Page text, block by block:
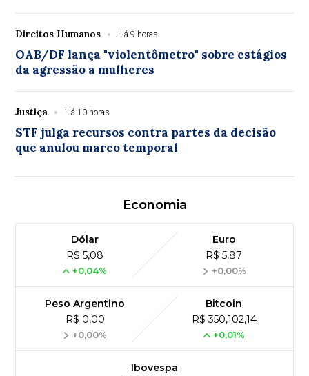
Direitos Humanos Há 9 horas
OAB/DF lança "violentômetro" sobre estágios
da agressão a mulheres
Justiça Há 10 horas
STF julga recursos contra partes da decisão
que anulou marco temporal
Economia
Dólar
R$ 5,08
+0,04%
Euro
R$ 5,87
+0,00%
Peso Argentino
R$ 0,00
+0,00%
Bitcoin
R$ 350,102,14
+0,01%
Ibovespa